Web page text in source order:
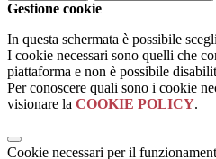
Gestione cookie
In questa schermata è possibile
I cookie necessari sono quelli che
piattaforma e non è possibile
Per conoscere quali sono i cookie
visionare la COOKIE POLICY.
Cookie necessari per il